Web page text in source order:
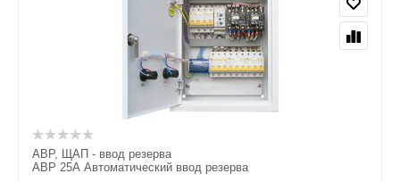
АВР, ЩАП - ввод резерва
АВР 25А Автоматический ввод резерва